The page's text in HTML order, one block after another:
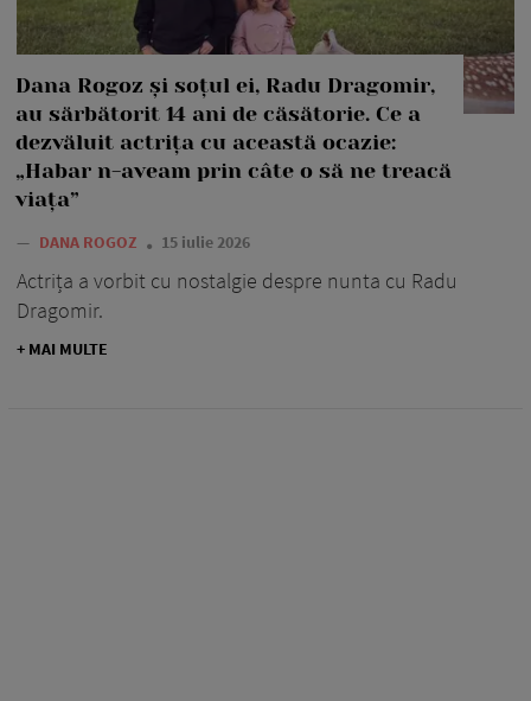
Dana Rogoz și soțul ei, Radu Dragomir,
au sărbătorit 14 ani de căsătorie. Ce a
dezvăluit actrița cu această ocazie:
„Habar n-aveam prin câte o să ne treacă
viața”
— DANA ROGOZ 15 iulie 2026
Actrița a vorbit cu nostalgie despre nunta cu Radu
Dragomir.
+ MAI MULTE